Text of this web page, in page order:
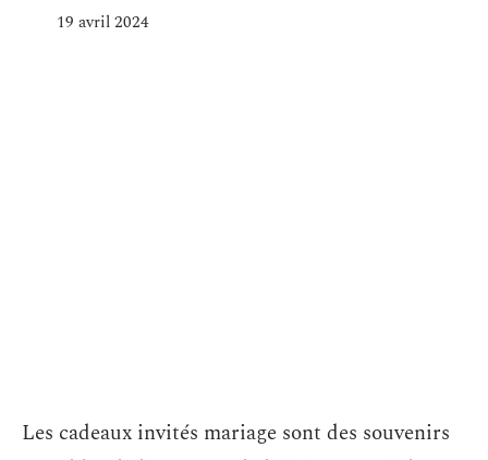
19 avril 2024
Les cadeaux invités mariage sont des souvenirs